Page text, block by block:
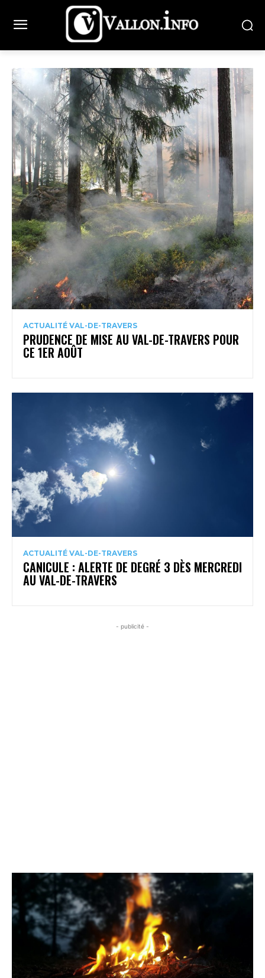
ACTUALITÉ VAL-DE-TRAVERS
PRUDENCE DE MISE AU VAL-DE-TRAVERS POUR
CE 1ER AOÛT
ACTUALITÉ VAL-DE-TRAVERS
CANICULE : ALERTE DE DEGRÉ 3 DÈS MERCREDI
AU VAL-DE-TRAVERS
- publicité -